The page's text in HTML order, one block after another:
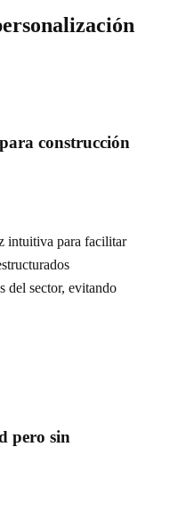
construcción
intuitiva para facilitar
del sector, evitando
pero sin